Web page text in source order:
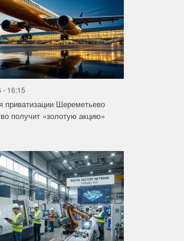
- 16:15
приватизации Шереметьево
получит «золотую акцию»